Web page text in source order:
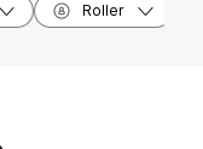
Roller